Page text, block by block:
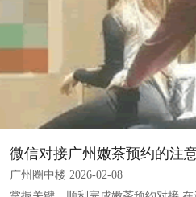
微信对接广州嫩茶预约的注
广州圈中楼 2026-02-08